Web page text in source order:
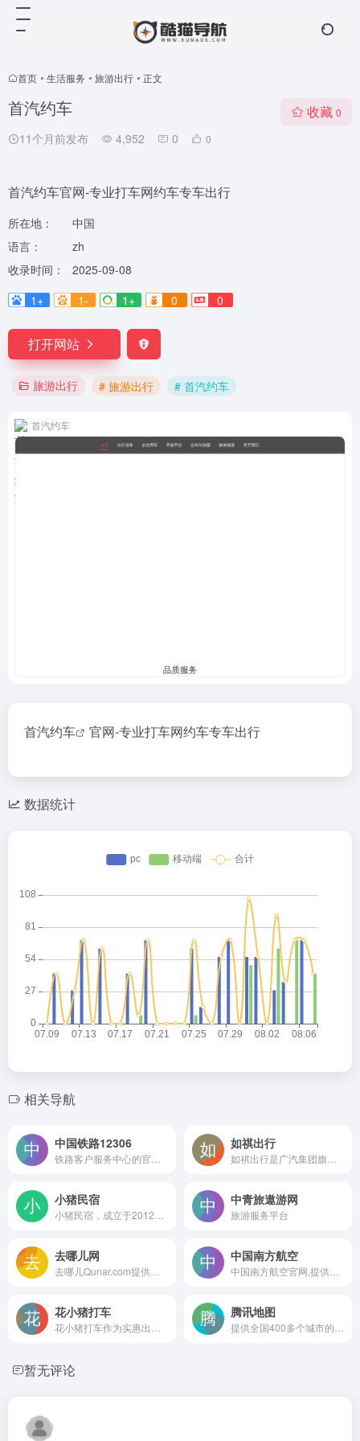
首页 • 生活服务 • 旅游出行 • 正文
首汽约车
11个月前发布 4,952 0 0
收藏 0
首汽约车官网-专业打车网约车专车出行
所在地：
中国
语言：
zh
收录时间：
2025-09-08
1+
1- 1+ 0 0
打开网站
旅游出行 # 旅游出行 # 首汽约车
首汽约车
首汽约车 官网-专业打车网约车专车出行
数据统计
相关导航
中国铁路12306 如祺出行
小猪民宿 中青旅遨游网
旅游服务平台
去哪儿网 中国南方航空
花小猪打车 腾讯地图
暂无评论